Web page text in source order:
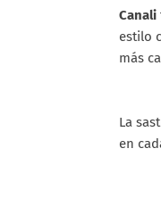
Canali
estilo
más
La
en